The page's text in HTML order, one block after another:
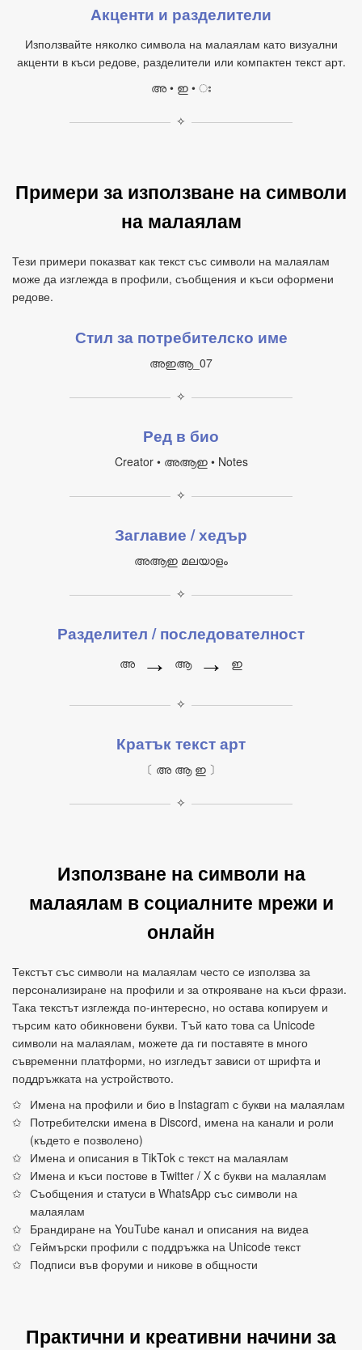
Акценти и разделители
Използвайте няколко символа на малаялам като визуални
акценти в къси редове, разделители или компактен текст арт.
അ • ഇ • ഃ
✧
Примери за използване на символи
на малаялам
Тези примери показват как текст със символи на малаялам
може да изглежда в профили, съобщения и къси оформени
редове.
Стил за потребителско име
അഇആ_07
✧
Ред в био
Creator • അആഇ • Notes
✧
Заглавие / хедър
അആഇ മലയാളം
✧
Разделител / последователност
അ → ആ → ഇ
✧
Кратък текст арт
〔 അ ആ ഇ 〕
✧
Използване на символи на
малаялам в социалните мрежи и
онлайн
Текстът със символи на малаялам често се използва за
персонализиране на профили и за открояване на къси фрази.
Така текстът изглежда по-интересно, но остава копируем и
търсим като обикновени букви. Тъй като това са Unicode
символи на малаялам, можете да ги поставяте в много
съвременни платформи, но изгледът зависи от шрифта и
поддръжката на устройството.
Имена на профили и био в Instagram с букви на малаялам
Потребителски имена в Discord, имена на канали и роли
(където е позволено)
Имена и описания в TikTok с текст на малаялам
Имена и къси постове в Twitter / X с букви на малаялам
Съобщения и статуси в WhatsApp със символи на
малаялам
Брандиране на YouTube канал и описания на видеа
Геймърски профили с поддръжка на Unicode текст
Подписи във форуми и никове в общности
Практични и креативни начини за